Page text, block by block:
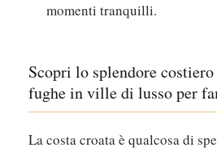
momenti tranquilli.
Scopri lo splendore
fughe in ville di lusso per
La costa croata è qualcosa di